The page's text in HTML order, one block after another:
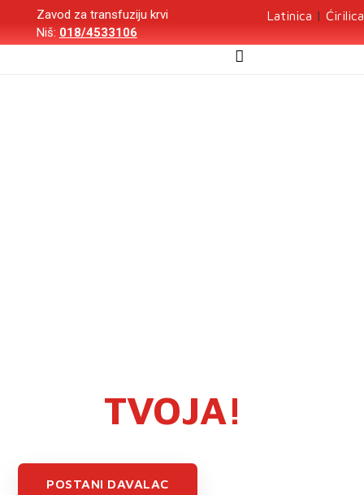
Zavod za transfuziju krvi
Niš: 018/4533106
Latinica | Ćirilica
TVOJA!
POSTANI DAVALAC